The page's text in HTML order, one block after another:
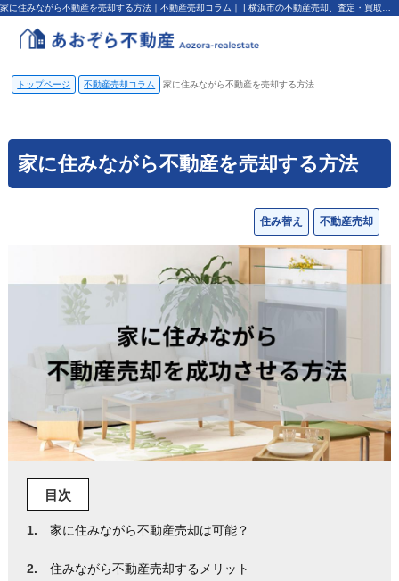
トップページ 不動産売却コラム 家に住みながら不動産を売却する方法
家に住みながら不動産を売却する方法
住み替え 不動産売却
目次
家に住みながら不動産売却は可能？
住みながら不動産売却するメリット